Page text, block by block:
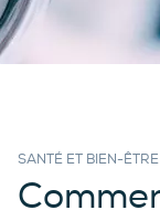
SANTÉ ET BIEN-ÊTRE